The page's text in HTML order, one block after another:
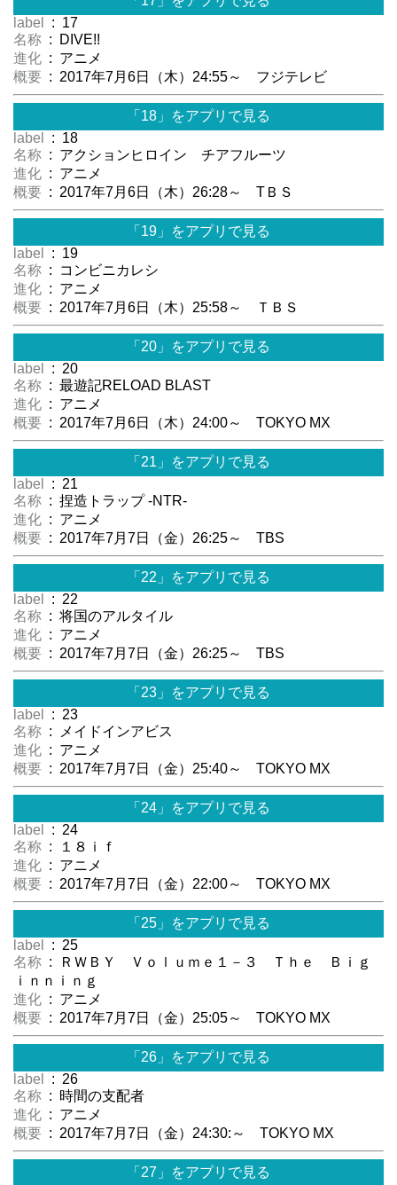
label
: 17
名称 : DIVE!!
進化 : アニメ
概要 : 2017年7月6日（木）24:55～ フジテレビ
「18」をアプリで見る
label
: 18
名称 : アクションヒロイン チアフルーツ
進化 : アニメ
概要 : 2017年7月6日（木）26:28～ TＢＳ
「19」をアプリで見る
label
: 19
名称 : コンビニカレシ
進化 : アニメ
概要 : 2017年7月6日（木）25:58～ ＴＢＳ
「20」をアプリで見る
label
: 20
名称 : 最遊記RELOAD BLAST
進化 : アニメ
概要 : 2017年7月6日（木）24:00～ TOKYO MX
「21」をアプリで見る
label
: 21
名称 : 捏造トラップ -NTR-
進化 : アニメ
概要 : 2017年7月7日（金）26:25～ TBS
「22」をアプリで見る
label
: 22
名称 : 将国のアルタイル
進化 : アニメ
概要 : 2017年7月7日（金）26:25～ TBS
「23」をアプリで見る
label
: 23
名称 : メイドインアビス
進化 : アニメ
概要 : 2017年7月7日（金）25:40～ TOKYO MX
「24」をアプリで見る
label
: 24
名称 : １８ｉｆ
進化 : アニメ
概要 : 2017年7月7日（金）22:00～ TOKYO MX
「25」をアプリで見る
label
: 25
名称 : ＲＷＢＹ Ｖｏｌｕｍｅ１－３ Ｔｈｅ Ｂｉｇ
ｉｎｎｉｎｇ
進化 : アニメ
概要 : 2017年7月7日（金）25:05～ TOKYO MX
「26」をアプリで見る
label
: 26
名称 : 時間の支配者
進化 : アニメ
概要 : 2017年7月7日（金）24:30:～ TOKYO MX
「27」をアプリで見る